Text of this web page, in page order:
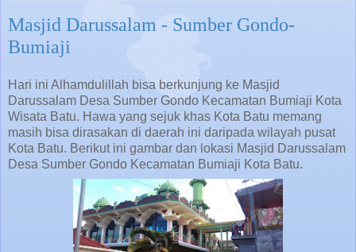
Masjid Darussalam - Sumber Gondo-
Bumiaji
Hari ini Alhamdulillah bisa berkunjung ke Masjid
Darussalam Desa Sumber Gondo Kecamatan Bumiaji Kota
Wisata Batu. Hawa yang sejuk khas Kota Batu memang
masih bisa dirasakan di daerah ini daripada wilayah pusat
Kota Batu. Berikut ini gambar dan lokasi Masjid Darussalam
Desa Sumber Gondo Kecamatan Bumiaji Kota Batu.